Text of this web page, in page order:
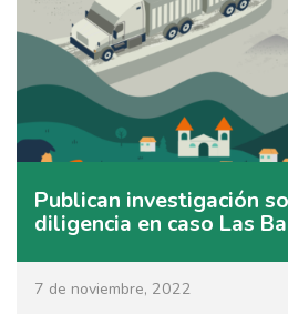
Publican investigación
diligencia en caso Las
7 de noviembre, 2022